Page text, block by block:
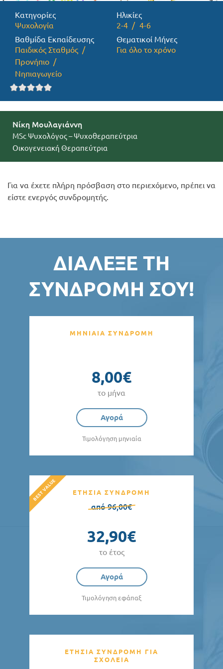
Προσφορές
Κατηγορίες
Ψυχολογία
Ηλικίες
2-4
4-6
Βαθμίδα Εκπαίδευσης
Παιδικός Σταθμός
Προνήπιο
Νηπιαγωγείο
Θεματικοί Μήνες
Για όλο το χρόνο
Νίκη Μουλαγιάννη
MSc Ψυχολόγος – Ψυχοθεραπεύτρια
Οικογενειακή Θεραπεύτρια
Για να έχετε πλήρη πρόσβαση στο περιεχόμενο, πρέπει να
είστε ενεργός συνδρομητής.
ΔΙΆΛΕΞΕ ΤΗ
ΣΥΝΔΡΟΜΉ ΣΟΥ!
ΜΗΝΙΑΙΑ ΣΥΝΔΡΟΜΗ
8,00€
το μήνα
Αγορά
Τιμολόγηση μηνιαία
ΕΤΗΣΙΑ ΣΥΝΔΡΟΜΗ
από 96,00€
32,90€
το έτος
Αγορά
Τιμολόγηση εφάπαξ
ΕΤΗΣΙΑ ΣΥΝΔΡΟΜΗ ΓΙΑ
ΣΧΟΛΕΙΑ